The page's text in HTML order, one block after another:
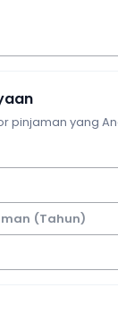
pinjaman yang
(Tahun)